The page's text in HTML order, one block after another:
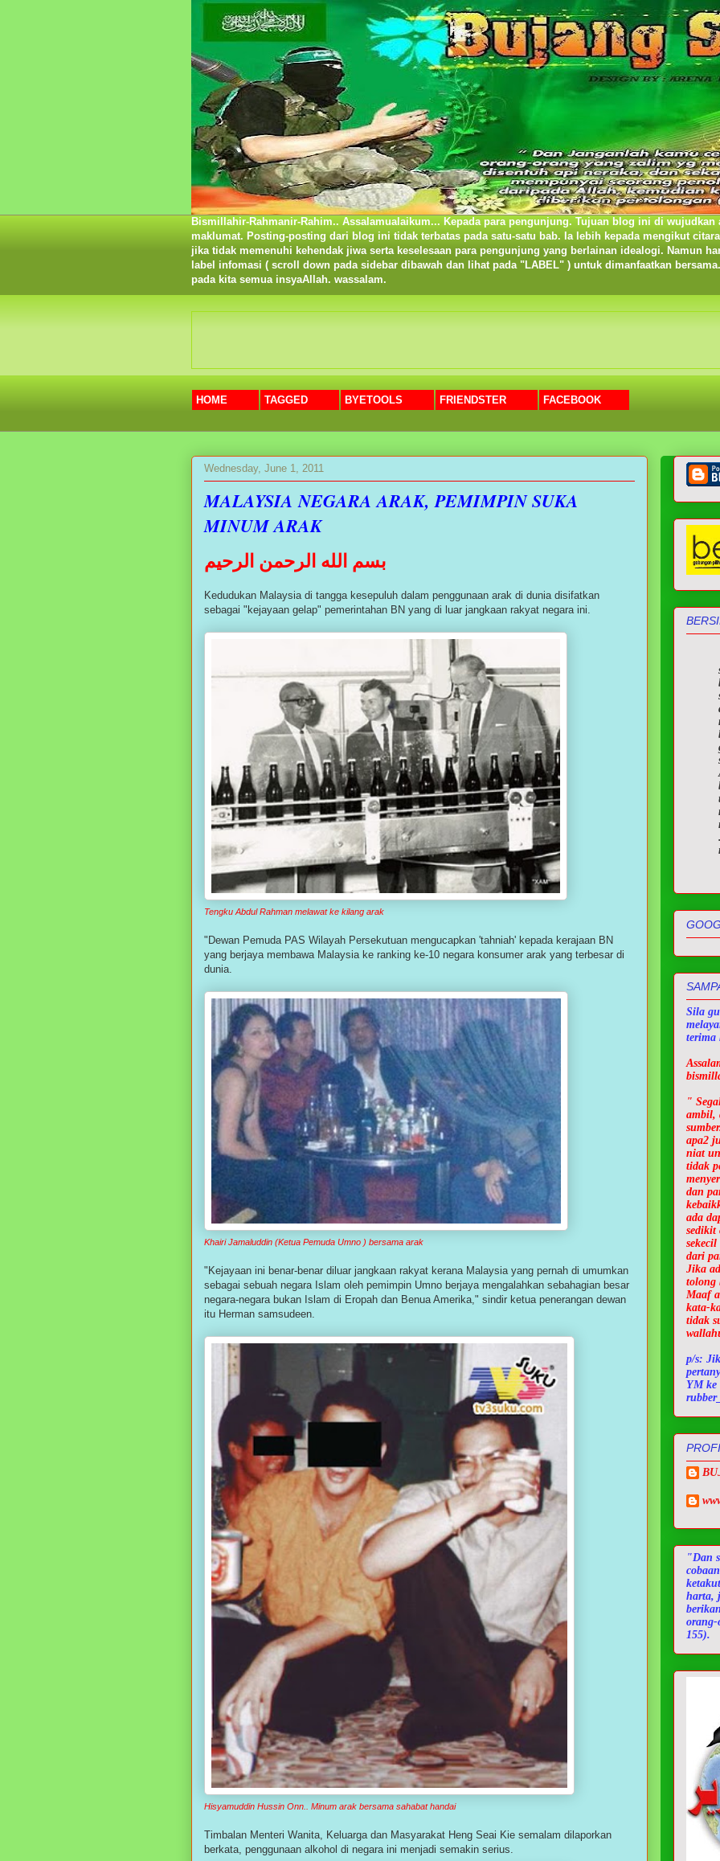
Bismillahir-Rahmanir-Rahim.. Assalamualaikum... Kepada para pengunjung. Tujuan blog ini di
maklumat. Posting-posting dari blog ini tidak terbatas pada satu-satu bab. Ia lebih kepada mengikut
jika tidak memenuhi kehendak jiwa serta keselesaan para pengunjung yang berlainan idealogi. Namun
label infomasi ( scroll down pada sidebar dibawah dan lihat pada "LABEL" ) untuk dimanfaatkan
pada kita semua insyaAllah. wassalam.
HOME TAGGED BYETOOLS FRIENDSTER FACEBOOK
Wednesday, June 1, 2011
MALAYSIA NEGARA ARAK, PEMIMPIN SUKA
MINUM ARAK
بسم الله الرحمن الرحيم
Kedudukan Malaysia di tangga kesepuluh dalam penggunaan arak di dunia disifatkan
sebagai "kejayaan gelap" pemerintahan BN yang di luar jangkaan rakyat negara ini.
Tengku Abdul Rahman melawat ke kilang arak
"Dewan Pemuda PAS Wilayah Persekutuan mengucapkan 'tahniah' kepada kerajaan BN
yang berjaya membawa Malaysia ke ranking ke-10 negara konsumer arak yang terbesar di
dunia.
Khairi Jamaluddin (Ketua Pemuda Umno ) bersama arak
"Kejayaan ini benar-benar diluar jangkaan rakyat kerana Malaysia yang pernah di umumkan
sebagai sebuah negara Islam oleh pemimpin Umno berjaya mengalahkan sebahagian besar
negara-negara bukan Islam di Eropah dan Benua Amerika," sindir ketua penerangan dewan
itu Herman samsudeen.
Hisyamuddin Hussin Onn.. Minum arak bersama sahabat handai
Timbalan Menteri Wanita, Keluarga dan Masyarakat Heng Seai Kie semalam dilaporkan
berkata, penggunaan alkohol di negara ini menjadi semakin serius.
Sila
terima
"
ambil,
apa2
niat
tidak
dan
ada
sedikit
dari
Jika
tolong
Maaf
kata-
tidak
p/s:
YM
"Dan
harta,
orang-
155).